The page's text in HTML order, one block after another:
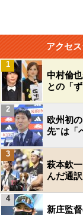
アクセ
中村倫
との「
1
欧州初
先”は「
2
萩本欽
んだ通
3
新庄監
4